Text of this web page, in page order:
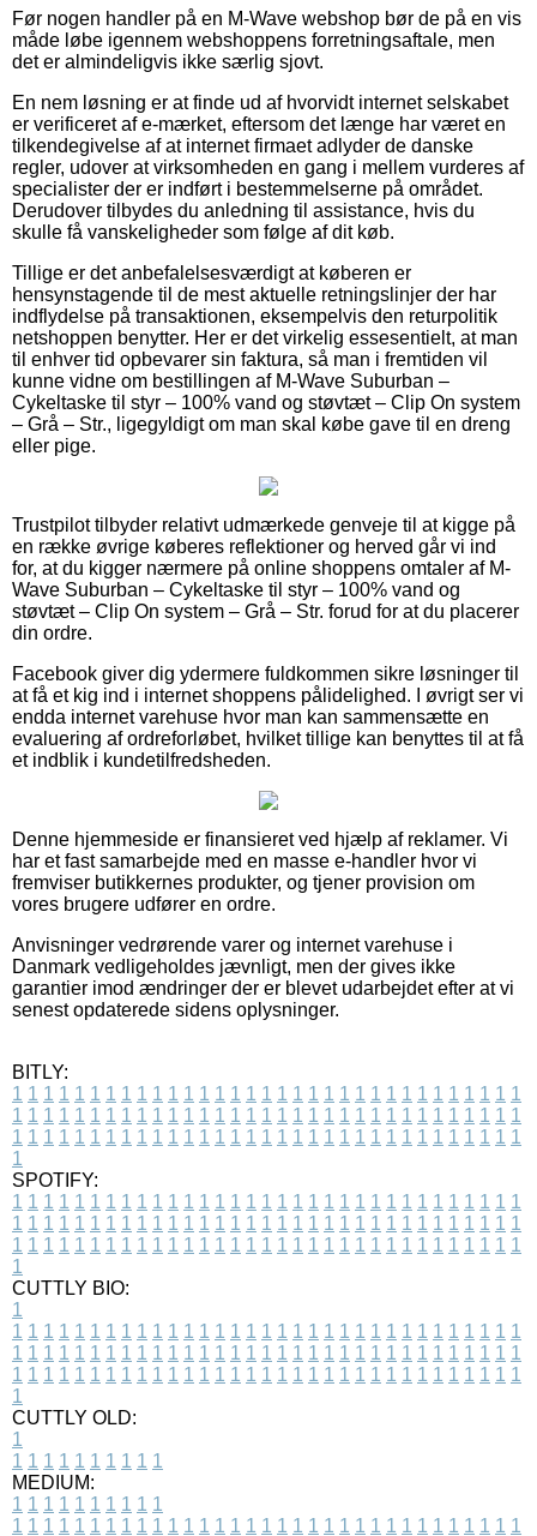
Før nogen handler på en M-Wave webshop bør de på en vis
måde løbe igennem webshoppens forretningsaftale, men
det er almindeligvis ikke særlig sjovt.
En nem løsning er at finde ud af hvorvidt internet selskabet
er verificeret af e-mærket, eftersom det længe har været en
tilkendegivelse af at internet firmaet adlyder de danske
regler, udover at virksomheden en gang i mellem vurderes af
specialister der er indført i bestemmelserne på området.
Derudover tilbydes du anledning til assistance, hvis du
skulle få vanskeligheder som følge af dit køb.
Tillige er det anbefalelsesværdigt at køberen er
hensynstagende til de mest aktuelle retningslinjer der har
indflydelse på transaktionen, eksempelvis den returpolitik
netshoppen benytter. Her er det virkelig essesentielt, at man
til enhver tid opbevarer sin faktura, så man i fremtiden vil
kunne vidne om bestillingen af M-Wave Suburban –
Cykeltaske til styr – 100% vand og støvtæt – Clip On system
– Grå – Str., ligegyldigt om man skal købe gave til en dreng
eller pige.
Trustpilot tilbyder relativt udmærkede genveje til at kigge på
en række øvrige køberes reflektioner og herved går vi ind
for, at du kigger nærmere på online shoppens omtaler af M-
Wave Suburban – Cykeltaske til styr – 100% vand og
støvtæt – Clip On system – Grå – Str. forud for at du placerer
din ordre.
Facebook giver dig ydermere fuldkommen sikre løsninger til
at få et kig ind i internet shoppens pålidelighed. I øvrigt ser vi
endda internet varehuse hvor man kan sammensætte en
evaluering af ordreforløbet, hvilket tillige kan benyttes til at få
et indblik i kundetilfredsheden.
Denne hjemmeside er finansieret ved hjælp af reklamer. Vi
har et fast samarbejde med en masse e-handler hvor vi
fremviser butikkernes produkter, og tjener provision om
vores brugere udfører en ordre.
Anvisninger vedrørende varer og internet varehuse i
Danmark vedligeholdes jævnligt, men der gives ikke
garantier imod ændringer der er blevet udarbejdet efter at vi
senest opdaterede sidens oplysninger.
BITLY:
1 1 1 1 1 1 1 1 1 1 1 1 1 1 1 1 1 1 1 1 1 1 1 1 1 1 1 1 1 1 1 1 1
1 1 1 1 1 1 1 1 1 1 1 1 1 1 1 1 1 1 1 1 1 1 1 1 1 1 1 1 1 1 1 1 1
1 1 1 1 1 1 1 1 1 1 1 1 1 1 1 1 1 1 1 1 1 1 1 1 1 1 1 1 1 1 1 1 1
1
SPOTIFY:
1 1 1 1 1 1 1 1 1 1 1 1 1 1 1 1 1 1 1 1 1 1 1 1 1 1 1 1 1 1 1 1 1
1 1 1 1 1 1 1 1 1 1 1 1 1 1 1 1 1 1 1 1 1 1 1 1 1 1 1 1 1 1 1 1 1
1 1 1 1 1 1 1 1 1 1 1 1 1 1 1 1 1 1 1 1 1 1 1 1 1 1 1 1 1 1 1 1 1
1
CUTTLY BIO:
1
1 1 1 1 1 1 1 1 1 1 1 1 1 1 1 1 1 1 1 1 1 1 1 1 1 1 1 1 1 1 1 1 1
1 1 1 1 1 1 1 1 1 1 1 1 1 1 1 1 1 1 1 1 1 1 1 1 1 1 1 1 1 1 1 1 1
1 1 1 1 1 1 1 1 1 1 1 1 1 1 1 1 1 1 1 1 1 1 1 1 1 1 1 1 1 1 1 1 1
1
CUTTLY OLD:
1
1 1 1 1 1 1 1 1 1 1
MEDIUM:
1 1 1 1 1 1 1 1 1 1
1 1 1 1 1 1 1 1 1 1 1 1 1 1 1 1 1 1 1 1 1 1 1 1 1 1 1 1 1 1 1 1 1